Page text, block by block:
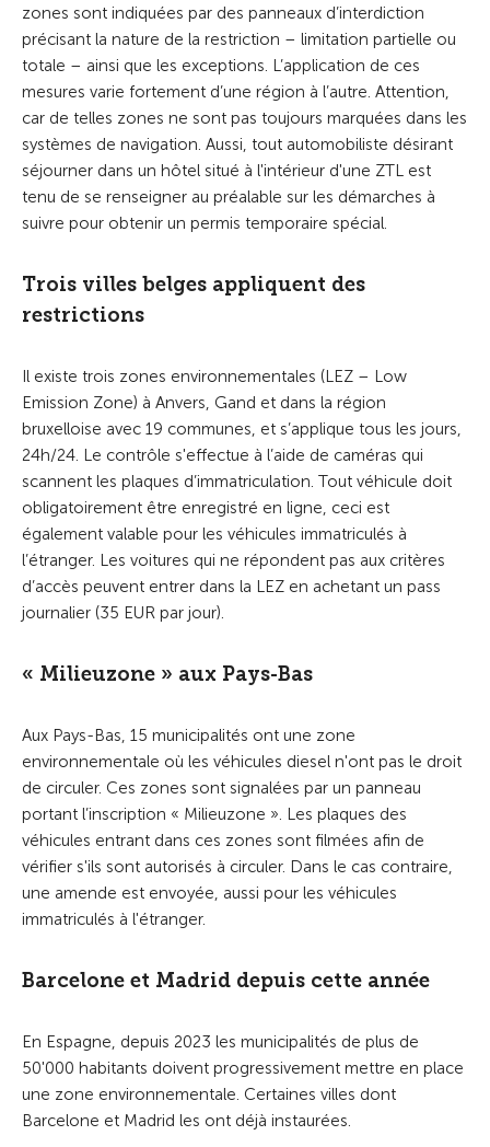
zones sont indiquées par des panneaux d’interdiction
précisant la nature de la restriction – limitation partielle ou
totale – ainsi que les exceptions. L’application de ces
mesures varie fortement d’une région à l’autre. Attention,
car de telles zones ne sont pas toujours marquées dans les
systèmes de navigation. Aussi, tout automobiliste désirant
séjourner dans un hôtel situé à l'intérieur d'une ZTL est
tenu de se renseigner au préalable sur les démarches à
suivre pour obtenir un permis temporaire spécial.
Trois villes belges appliquent des
restrictions
Il existe trois zones environnementales (LEZ – Low
Emission Zone) à Anvers, Gand et dans la région
bruxelloise avec 19 communes, et s’applique tous les jours,
24h/24. Le contrôle s'effectue à l’aide de caméras qui
scannent les plaques d’immatriculation. Tout véhicule doit
obligatoirement être enregistré en ligne, ceci est
également valable pour les véhicules immatriculés à
l’étranger. Les voitures qui ne répondent pas aux critères
d’accès peuvent entrer dans la LEZ en achetant un pass
journalier (35 EUR par jour).
« Milieuzone » aux Pays-Bas
Aux Pays-Bas, 15 municipalités ont une zone
environnementale où les véhicules diesel n'ont pas le droit
de circuler. Ces zones sont signalées par un panneau
portant l’inscription « Milieuzone ». Les plaques des
véhicules entrant dans ces zones sont filmées afin de
vérifier s'ils sont autorisés à circuler. Dans le cas contraire,
une amende est envoyée, aussi pour les véhicules
immatriculés à l'étranger.
Barcelone et Madrid depuis cette année
En Espagne, depuis 2023 les municipalités de plus de
50'000 habitants doivent progressivement mettre en place
une zone environnementale. Certaines villes dont
Barcelone et Madrid les ont déjà instaurées.